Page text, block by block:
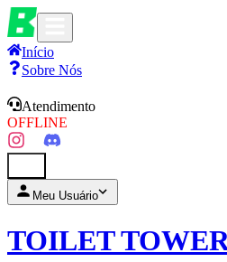
Início
Sobre Nós
Atendimento
OFFLINE
Meu Usuário
TOILET